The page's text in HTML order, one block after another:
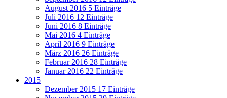
August 2016 5 Einträge
Juli 2016 12 Einträge
Juni 2016 8 Einträge
Mai 2016 4 Einträge
April 2016 9 Einträge
März 2016 26 Einträge
Februar 2016 28 Einträge
Januar 2016 22 Einträge
2015
Dezember 2015 17 Einträge